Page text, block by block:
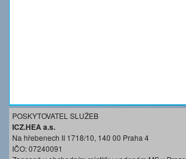
POSKYTOVATEL SLUŽEB
ICZ.HEA a.s.
Na hřebenech II 1718/10, 140 00 Praha 4
IČO: 07240091